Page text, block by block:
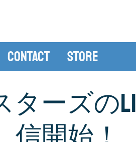
Contact Store
ターズの